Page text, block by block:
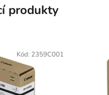
produkty
Kód: 2359C001